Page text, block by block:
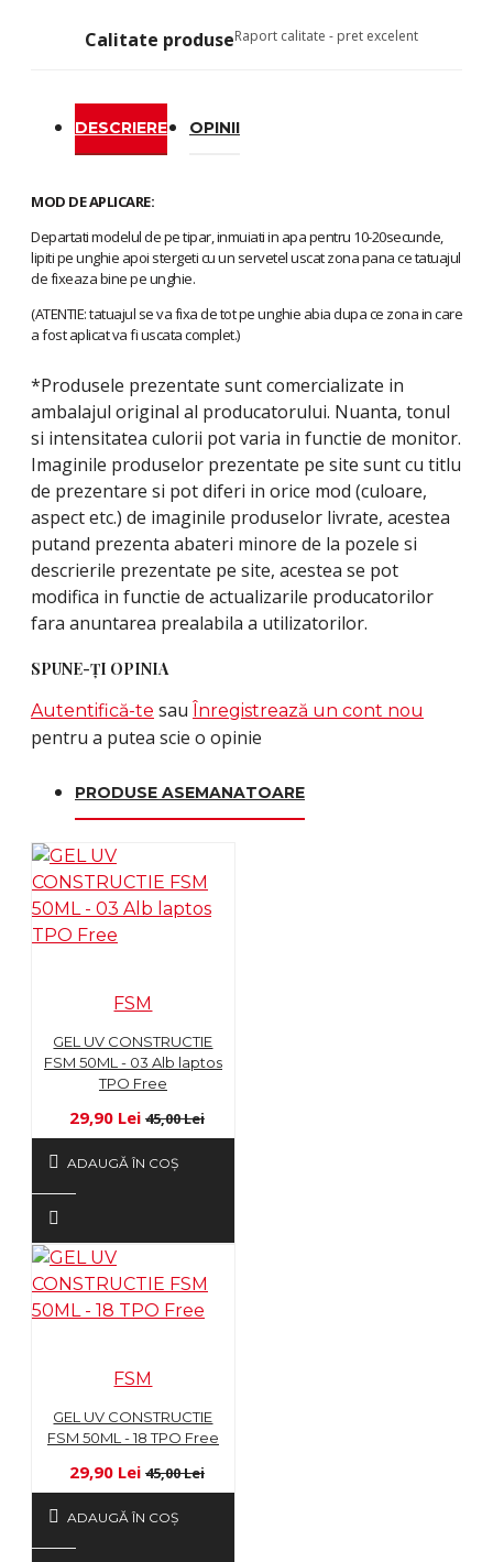
Calitate produseRaport calitate - pret excelent
DESCRIERE OPINII
MOD DE APLICARE:
Departati modelul de pe tipar, inmuiati in apa pentru 10-20secunde,
lipiti pe unghie apoi stergeti cu un servetel uscat zona pana ce tatuajul
de fixeaza bine pe unghie.
(ATENTIE: tatuajul se va fixa de tot pe unghie abia dupa ce zona in care
a fost aplicat va fi uscata complet.)
*Produsele prezentate sunt comercializate in
ambalajul original al producatorului. Nuanta, tonul
si intensitatea culorii pot varia in functie de monitor.
Imaginile produselor prezentate pe site sunt cu titlu
de prezentare si pot diferi in orice mod (culoare,
aspect etc.) de imaginile produselor livrate, acestea
putand prezenta abateri minore de la pozele si
descrierile prezentate pe site, acestea se pot
modifica in functie de actualizarile producatorilor
fara anuntarea prealabila a utilizatorilor.
SPUNE-ŢI OPINIA
Autentifică-te sau Înregistrează un cont nou
pentru a putea scie o opinie
PRODUSE ASEMANATOARE
FSM
GEL UV CONSTRUCTIE
FSM 50ML - 03 Alb laptos
TPO Free
29,90 Lei 45,00 Lei
ADAUGĂ ÎN COŞ
FSM
GEL UV CONSTRUCTIE
FSM 50ML - 18 TPO Free
29,90 Lei 45,00 Lei
ADAUGĂ ÎN COŞ